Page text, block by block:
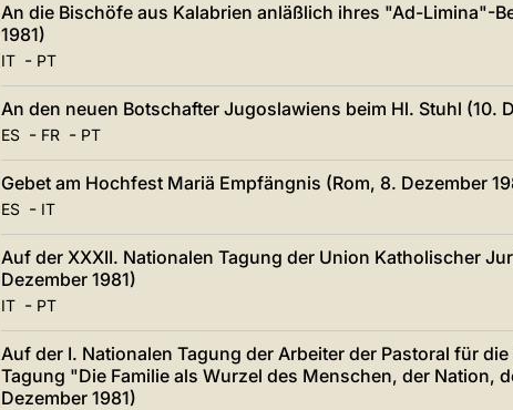
An die Bischöfe aus Kalabrien anläßlich ihres "Ad-Limina"-
1981)
IT- PT
An den neuen Botschafter Jugoslawiens beim Hl. Stuhl (10.
ES- FR- PT
Gebet am Hochfest Mariä Empfängnis (Rom, 8. Dezember
ES- IT
Auf der XXXII. Nationalen Tagung der Union Katholischer
Dezember 1981)
IT- PT
Auf der I. Nationalen Tagung der Arbeiter der Pastoral für
Tagung "Die Familie als Wurzel des Menschen, der Nation,
Dezember 1981)